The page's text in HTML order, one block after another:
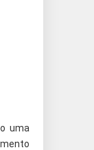
uma